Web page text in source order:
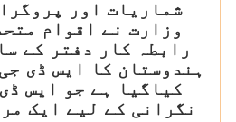
شماریات اور
وزارت نے اقوام
رابطہ کار دفتر کے
ہندوستان کا ایس ڈی
کیاگیا ہے جو ایس
نگرانی کے لیے ایک